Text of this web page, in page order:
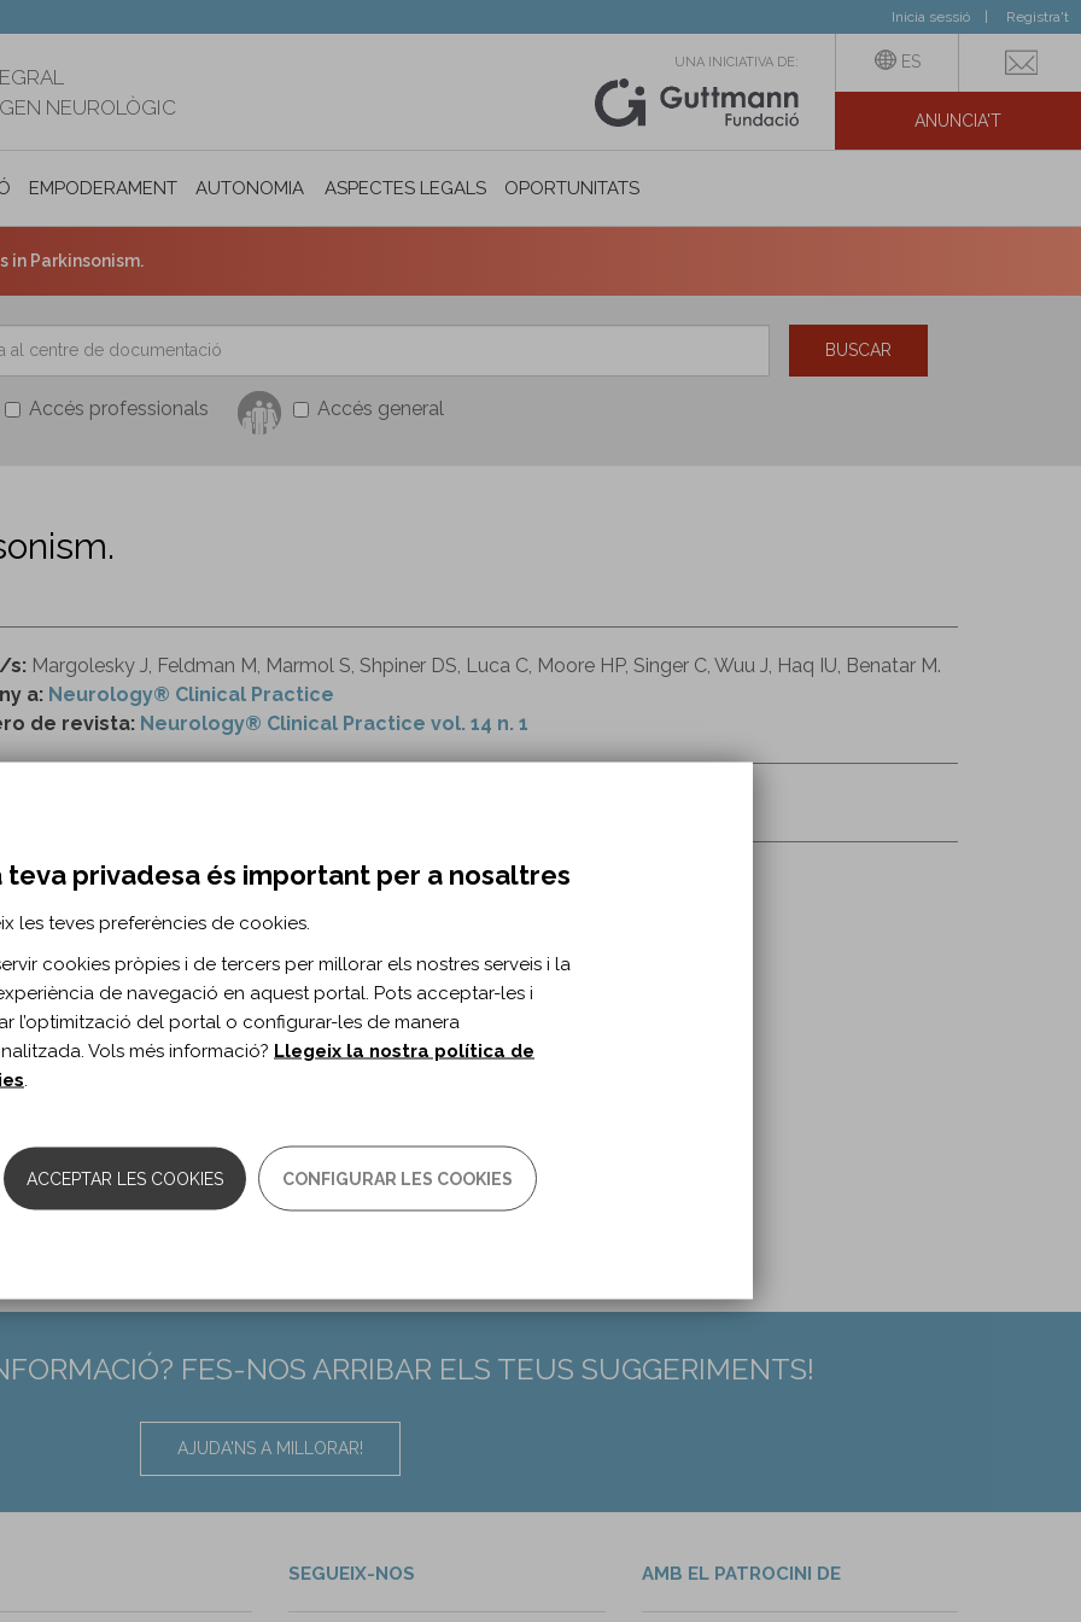
Inicia sessió Registra't
NEUROLÒGIC
UNA INICIATIVA DE: ES
ANUNCIA'T
EMPODERAMENT AUTONOMIA PERSONAL I INCLUSIÓ SOCIAL
ASPECTES LEGALS OPORTUNITATS
in Parkinsonism.
Accés professionals Accés general
BUSCAR
s: Margolesky J, Feldman M, Marmol S, Shpiner DS, Luca C, Moore HP, Singer C, Wuu J, Haq IU, Benatar M.
a: Neurology® Clinical Practice
de revista: Neurology® Clinical Practice vol. 14 n. 1
BIBLIOGRÀFICA
2024
de document:
del document:
Anglès
e200240
10.1212/CPJ.0000000000200240
38156119
FES-NOS ARRIBAR ELS TEUS SUGGERIMENTS!
AJUDA'NS A MILLORAR!
SEGUEIX-NOS AMB EL PATROCINI DE
teva privadesa és important per a nosaltres
les teves preferències de cookies.
cookies pròpies i de tercers per millorar els nostres serveis i la
de navegació en aquest portal. Pots acceptar-les i
l’optimització del portal o configurar-les de manera
Vols més informació? Llegeix la nostra política de
ACCEPTAR LES COOKIES CONFIGURAR LES COOKIES